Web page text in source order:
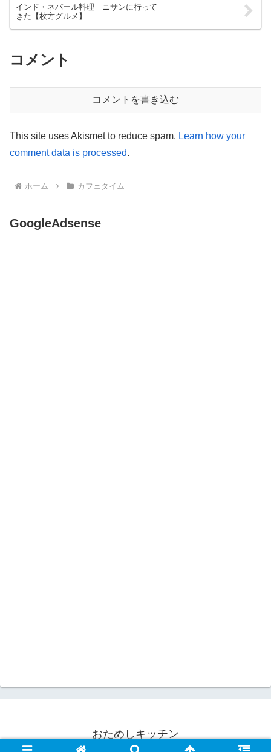
インド・ネパール料理 ニサンに行って
きた【枚方グルメ】
コメント
コメントを書き込む
This site uses Akismet to reduce spam. Learn how your
comment data is processed.
ホーム カフェタイム
GoogleAdsense
おためしキッチン